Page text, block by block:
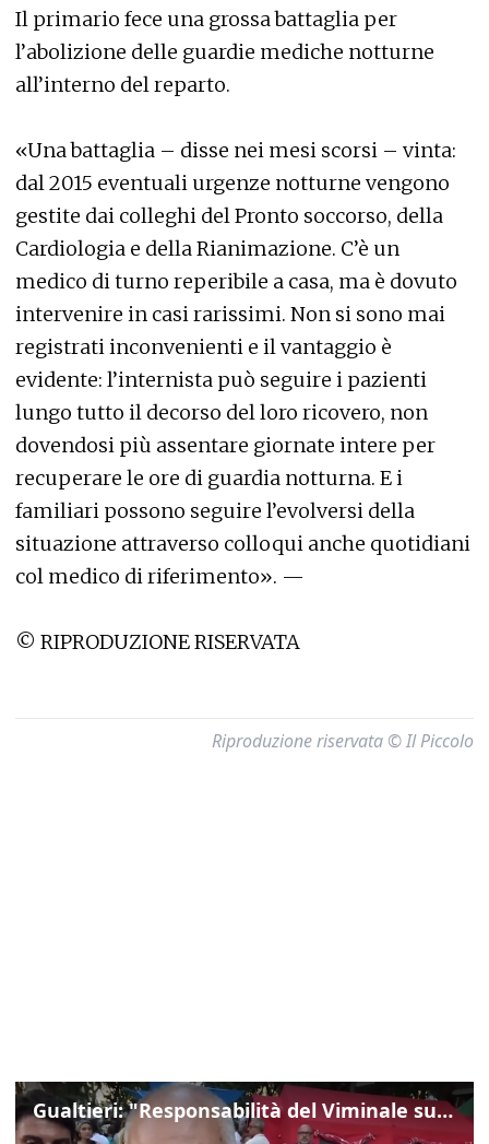
Il primario fece una grossa battaglia per
l’abolizione delle guardie mediche notturne
all’interno del reparto.
«Una battaglia – disse nei mesi scorsi – vinta:
dal 2015 eventuali urgenze notturne vengono
gestite dai colleghi del Pronto soccorso, della
Cardiologia e della Rianimazione. C’è un
medico di turno reperibile a casa, ma è dovuto
intervenire in casi rarissimi. Non si sono mai
registrati inconvenienti e il vantaggio è
evidente: l’internista può seguire i pazienti
lungo tutto il decorso del loro ricovero, non
dovendosi più assentare giornate intere per
recuperare le ore di guardia notturna. E i
familiari possono seguire l’evolversi della
situazione attraverso colloqui anche quotidiani
col medico di riferimento». —
© RIPRODUZIONE RISERVATA
Riproduzione riservata © Il Piccolo
Gualtieri: "Responsabilità del Viminale su Spin Time? La posizione dei partiti è nota"